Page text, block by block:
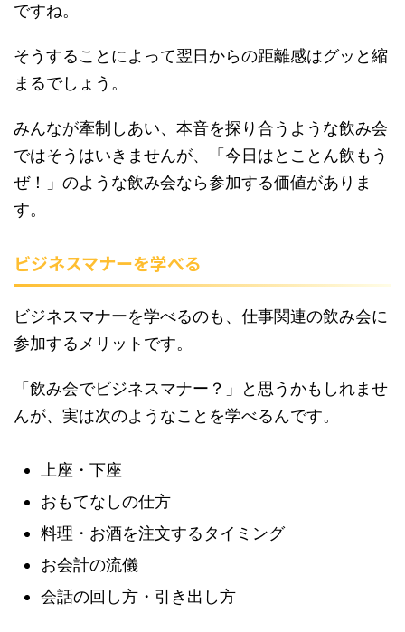
ですね。
そうすることによって翌日からの距離感はグッと縮
まるでしょう。
みんなが牽制しあい、本音を探り合うような飲み会
ではそうはいきませんが、「今日はとことん飲もう
ぜ！」のような飲み会なら参加する価値がありま
す。
ビジネスマナーを学べる
ビジネスマナーを学べるのも、仕事関連の飲み会に
参加するメリットです。
「飲み会でビジネスマナー？」と思うかもしれませ
んが、実は次のようなことを学べるんです。
上座・下座
おもてなしの仕方
料理・お酒を注文するタイミング
お会計の流儀
会話の回し方・引き出し方